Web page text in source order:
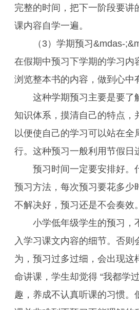
完整的时间，把下一阶段要讲
课内容自学一遍。
（3）学期预习&mdas-
在假期中预习下学期的学习内
浏览整本书的内容，做到心中
这种学期预习主要是要了
知识体系，摸清自己的特点，
以便使自己的学习可以站在全
行。这种预习一般利用节假日
预习时间一定要安排好。
预习方法，每次预习要花多少
不解决好，预习还是不会奏效。
小学低年级学生的预习，
入学习课文内容的细节。否则
为，预习过多过细，会出现这
命讲课，学生却觉得 “我都学
趣，养成不认真听课的习惯。